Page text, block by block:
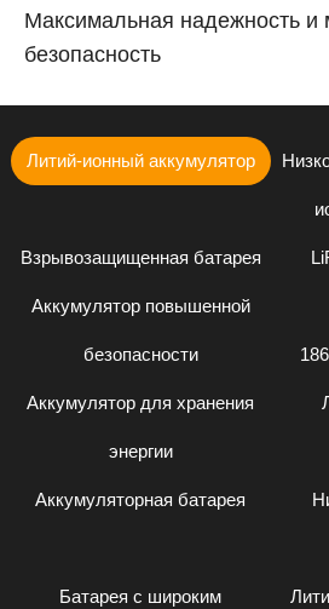
Максимальная надежность и
безопасность
Литий-ионный аккумулятор
Взрывозащищенная батарея
Аккумулятор повышенной
безопасности
Аккумулятор для хранения
энергии
Аккумуляторная батарея
Батарея с широким